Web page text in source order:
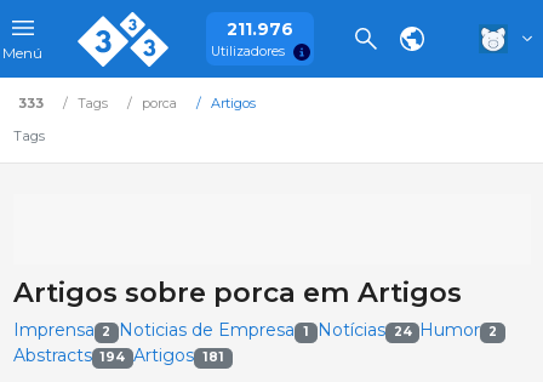
Menú
211.976
Utilizadores
333 Tags porca
Artigos
Tags
Artigos sobre porca em Artigos
Imprensa 2 Noticias de Empresa 1 Notícias 24 Humor 2
Abstracts 194 Artigos 181